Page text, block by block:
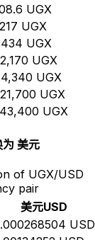
UGX
UGX
UGX
UGX
UGX
UGX
UGX
美元
of UGX/USD
pair
美元USD
USD